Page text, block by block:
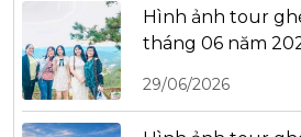
Hình ảnh tour
tháng 06 năm
29/06/2026